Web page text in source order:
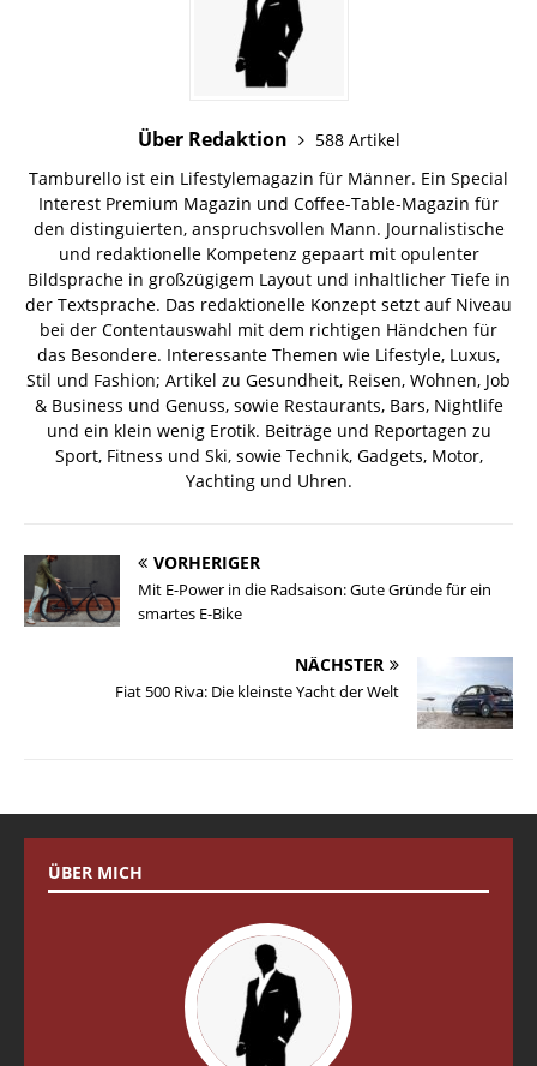
Über Redaktion
588 Artikel
Tamburello ist ein Lifestylemagazin für Männer. Ein Special
Interest Premium Magazin und Coffee-Table-Magazin für
den distinguierten, anspruchsvollen Mann. Journalistische
und redaktionelle Kompetenz gepaart mit opulenter
Bildsprache in großzügigem Layout und inhaltlicher Tiefe in
der Textsprache. Das redaktionelle Konzept setzt auf Niveau
bei der Contentauswahl mit dem richtigen Händchen für
das Besondere. Interessante Themen wie Lifestyle, Luxus,
Stil und Fashion; Artikel zu Gesundheit, Reisen, Wohnen, Job
& Business und Genuss, sowie Restaurants, Bars, Nightlife
und ein klein wenig Erotik. Beiträge und Reportagen zu
Sport, Fitness und Ski, sowie Technik, Gadgets, Motor,
Yachting und Uhren.
VORHERIGER
Mit E-Power in die Radsaison: Gute Gründe für ein
smartes E-Bike
NÄCHSTER
Fiat 500 Riva: Die kleinste Yacht der Welt
ÜBER MICH